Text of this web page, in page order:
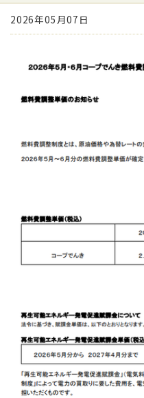
2026年05月07日